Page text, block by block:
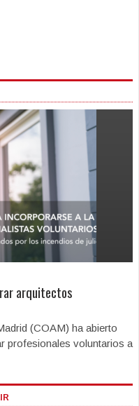
arquitectos
(COAM) ha abierto
profesionales voluntarios a